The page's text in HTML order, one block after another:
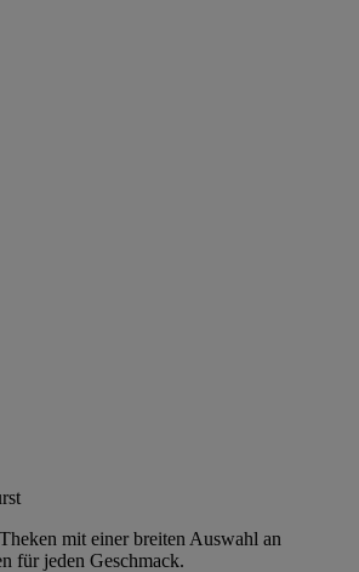
mit einer breiten Auswahl an
für jeden Geschmack.